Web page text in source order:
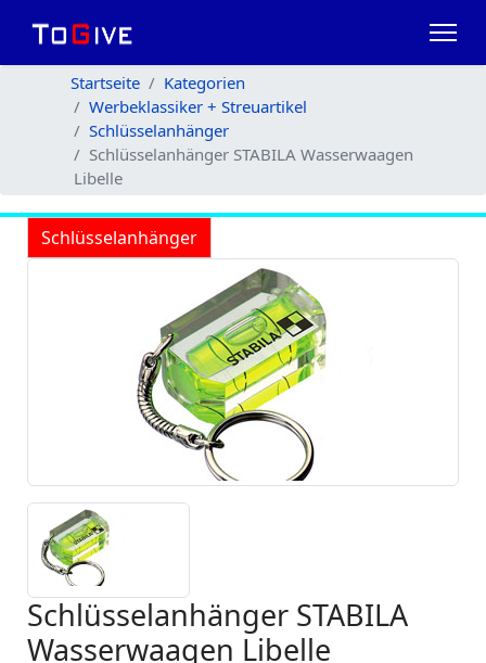
Startseite
Kategorien
Werbeklassiker + Streuartikel
Schlüsselanhänger
Schlüsselanhänger STABILA Wasserwaagen
Libelle
Schlüsselanhänger
Schlüsselanhänger STABILA
Wasserwaagen Libelle